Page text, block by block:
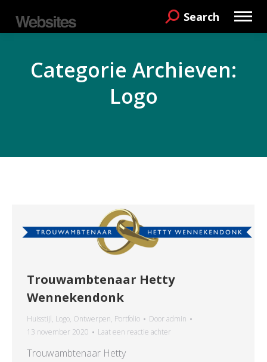
Search:Search
Categorie Archieven:
Logo
Trouwambtenaar Hetty
Wennekendonk
Huisstijl, Logo, Ontwerpen, Portfolio Dooradmin
13 november 2020
Laat een reactie achter
Trouwambtenaar Hetty